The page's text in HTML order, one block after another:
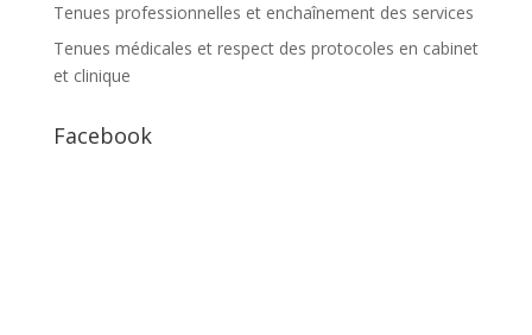
Tenues professionnelles et enchaînement des services
Tenues médicales et respect des protocoles en cabinet
et clinique
Facebook